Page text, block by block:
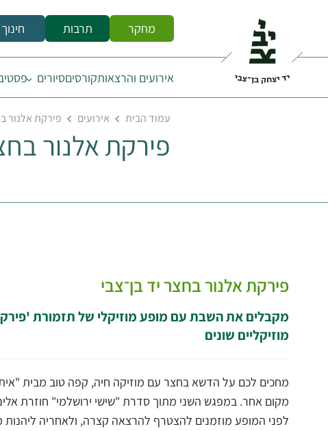
מחקר תרבות חינוך
אירועים והרצאותקורסיםסיורים
עמוד הבית אירועים פירקת אלנור
פירקת אלנור
פירקת אלנור בחצר יד בן־צבי
מקבלים את השבת עם מופע מוזיקלי של תזמורת
מוזיקליים שונים
מחכים לכם על הדשא בחצר עם מוזיקה חיה, קפה טוב מבית
מקום אחר. במפגש השני מתוך סדרת "שישי ירושלמי" חוזרת
לפני המופע מוזמנים להצטרף להרצאה קצרה, ולאחריה ליהנות